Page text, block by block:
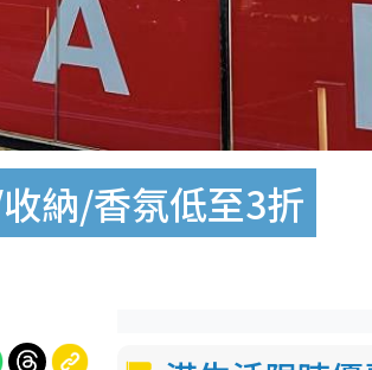
納/香氛低至3折